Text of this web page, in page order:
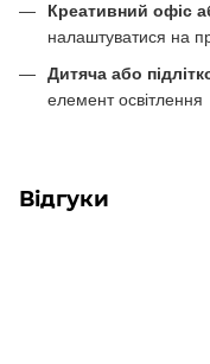
Креативний офіс
налаштуватися на
Дитяча або
елемент освітлення
Відгуки